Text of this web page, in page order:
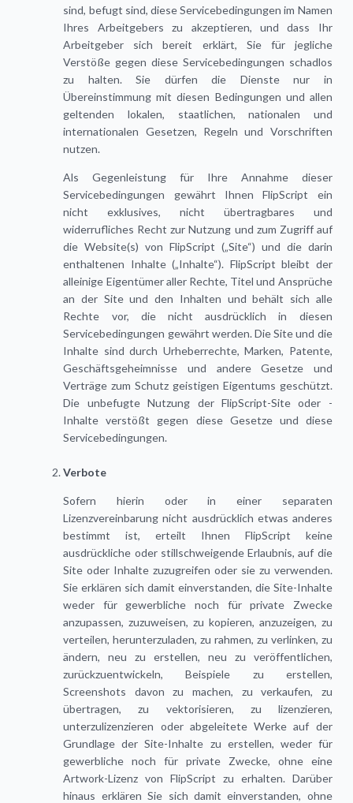
sind, befugt sind, diese Servicebedingungen im Namen
Ihres Arbeitgebers zu akzeptieren, und dass Ihr
Arbeitgeber sich bereit erklärt, Sie für jegliche
Verstöße gegen diese Servicebedingungen schadlos
zu halten. Sie dürfen die Dienste nur in
Übereinstimmung mit diesen Bedingungen und allen
geltenden lokalen, staatlichen, nationalen und
internationalen Gesetzen, Regeln und Vorschriften
nutzen.
Als Gegenleistung für Ihre Annahme dieser
Servicebedingungen gewährt Ihnen FlipScript ein
nicht exklusives, nicht übertragbares und
widerrufliches Recht zur Nutzung und zum Zugriff auf
die Website(s) von FlipScript („Site“) und die darin
enthaltenen Inhalte („Inhalte“). FlipScript bleibt der
alleinige Eigentümer aller Rechte, Titel und Ansprüche
an der Site und den Inhalten und behält sich alle
Rechte vor, die nicht ausdrücklich in diesen
Servicebedingungen gewährt werden. Die Site und die
Inhalte sind durch Urheberrechte, Marken, Patente,
Geschäftsgeheimnisse und andere Gesetze und
Verträge zum Schutz geistigen Eigentums geschützt.
Die unbefugte Nutzung der FlipScript-Site oder -
Inhalte verstößt gegen diese Gesetze und diese
Servicebedingungen.
Verbote
Sofern hierin oder in einer separaten
Lizenzvereinbarung nicht ausdrücklich etwas anderes
bestimmt ist, erteilt Ihnen FlipScript keine
ausdrückliche oder stillschweigende Erlaubnis, auf die
Site oder Inhalte zuzugreifen oder sie zu verwenden.
Sie erklären sich damit einverstanden, die Site-Inhalte
weder für gewerbliche noch für private Zwecke
anzupassen, zuzuweisen, zu kopieren, anzuzeigen, zu
verteilen, herunterzuladen, zu rahmen, zu verlinken, zu
ändern, neu zu erstellen, neu zu veröffentlichen,
zurückzuentwickeln, Beispiele zu erstellen,
Screenshots davon zu machen, zu verkaufen, zu
übertragen, zu vektorisieren, zu lizenzieren,
unterzulizenzieren oder abgeleitete Werke auf der
Grundlage der Site-Inhalte zu erstellen, weder für
gewerbliche noch für private Zwecke, ohne eine
Artwork-Lizenz von FlipScript zu erhalten. Darüber
hinaus erklären Sie sich damit einverstanden, ohne